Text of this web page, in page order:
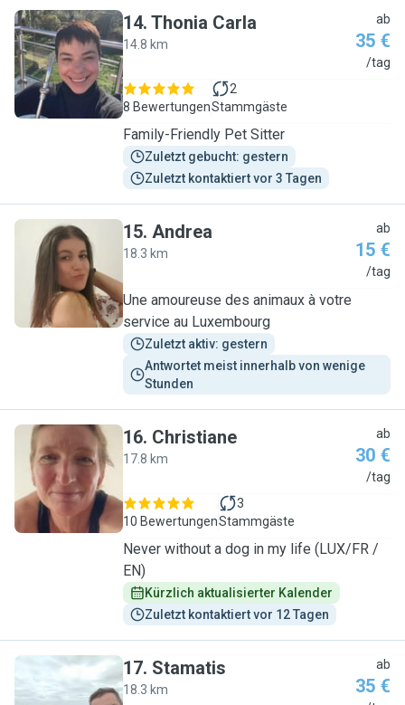
T
14. Thonia Carla
14.8 km
ab
35 €
/tag
8 Bewertungen
2
Stammgäste
Family-Friendly Pet Sitter
Zuletzt gebucht: gestern
Zuletzt kontaktiert vor 3 Tagen
A
15. Andrea
18.3 km
ab
15 €
/tag
Une amoureuse des animaux à votre
service au Luxembourg
Zuletzt aktiv: gestern
Antwortet meist innerhalb von wenige
Stunden
C
16. Christiane
17.8 km
ab
30 €
/tag
10 Bewertungen
3
Stammgäste
Never without a dog in my life (LUX/FR /
EN)
Kürzlich aktualisierter Kalender
Zuletzt kontaktiert vor 12 Tagen
17. Stamatis
18.3 km
ab
35 €